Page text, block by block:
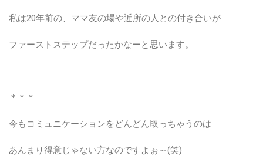
私は20年前の、ママ友の場や近所の人との付き合いが
ファーストステップだったかなーと思います。
＊＊＊
今もコミュニケーションをどんどん取っちゃうのは
あんまり得意じゃない方なのですよぉ～(笑)